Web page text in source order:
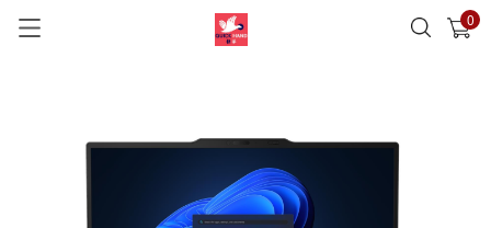
0
已加入購物車 查看